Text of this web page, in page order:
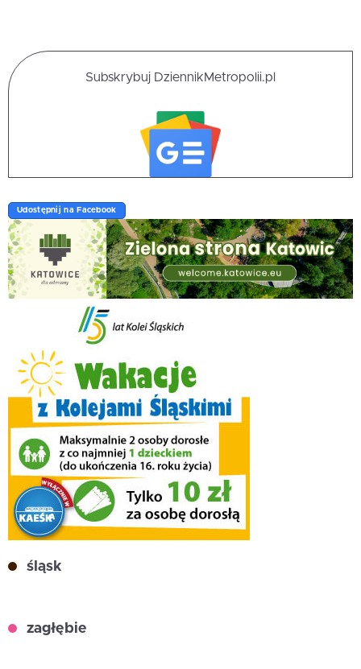
Subskrybuj DziennikMetropolii.pl
Udostępnij na Facebook
śląsk
zagłębie